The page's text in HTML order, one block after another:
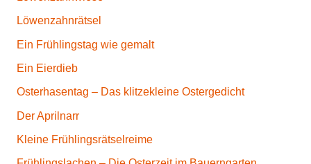
Löwenzahnrätsel
Ein Frühlingstag wie gemalt
Ein Eierdieb
Osterhasentag – Das klitzekleine Ostergedicht
Der Aprilnarr
Kleine Frühlingsrätselreime